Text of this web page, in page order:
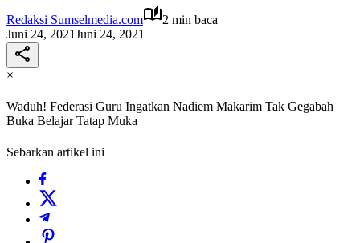
Redaksi Sumselmedia.com
2 min baca
Juni 24, 2021Juni 24, 2021
×
Waduh! Federasi Guru Ingatkan Nadiem Makarim Tak Gegabah
Buka Belajar Tatap Muka
Sebarkan artikel ini